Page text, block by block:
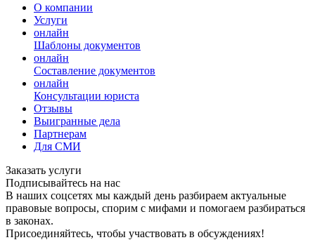
О компании
Услуги
онлайн
Шаблоны документов
онлайн
Составление документов
онлайн
Консультации юриста
Отзывы
Выигранные дела
Партнерам
Для СМИ
Заказать услуги
Подписывайтесь на нас
В наших соцсетях мы каждый день разбираем актуальные
правовые вопросы, спорим с мифами и помогаем разбираться
в законах.
Присоединяйтесь, чтобы участвовать в обсуждениях!